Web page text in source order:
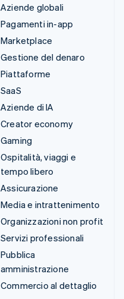
Aziende globali
Pagamenti in-app
Marketplace
Gestione del denaro
Piattaforme
SaaS
Aziende di IA
Creator economy
Gaming
Ospitalità, viaggi e
tempo libero
Assicurazione
Media e intrattenimento
Organizzazioni non profit
Servizi professionali
Pubblica
amministrazione
Commercio al dettaglio